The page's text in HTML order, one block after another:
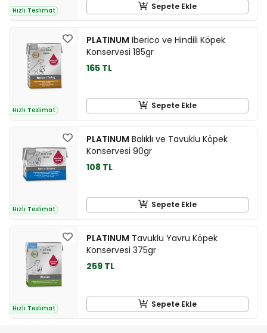
Hızlı Teslimat Sepete Ekle
Hızlı Teslimat
PLATINUM Iberico ve Hindili Köpek
Konservesi 185gr
165 TL
Sepete Ekle
Hızlı Teslimat
PLATINUM Balıklı ve Tavuklu Köpek
Konservesi 90gr
108 TL
Sepete Ekle
Hızlı Teslimat
PLATINUM Tavuklu Yavru Köpek
Konservesi 375gr
259 TL
Sepete Ekle